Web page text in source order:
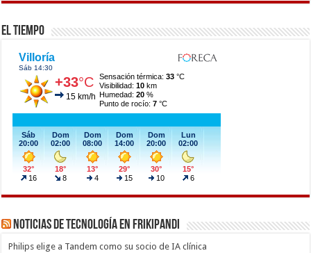
El Tiempo
Noticias de Tecnología en Frikipandi
Philips elige a Tandem como su socio de IA clínica